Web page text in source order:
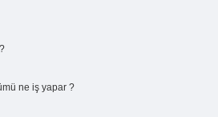
ne iş yapar ?